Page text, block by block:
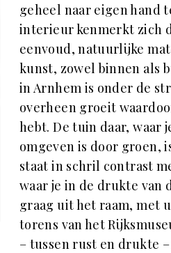
geheel naar eigen hand
interieur kenmerkt zich
eenvoud, natuurlijke
kunst, zowel binnen als
in Arnhem is onder de
overheen groeit
hebt. De tuin daar, waar
omgeven is door groen,
staat in schril contrast
waar je in de drukte van
graag uit het raam, met
torens van het
– tussen rust en drukte